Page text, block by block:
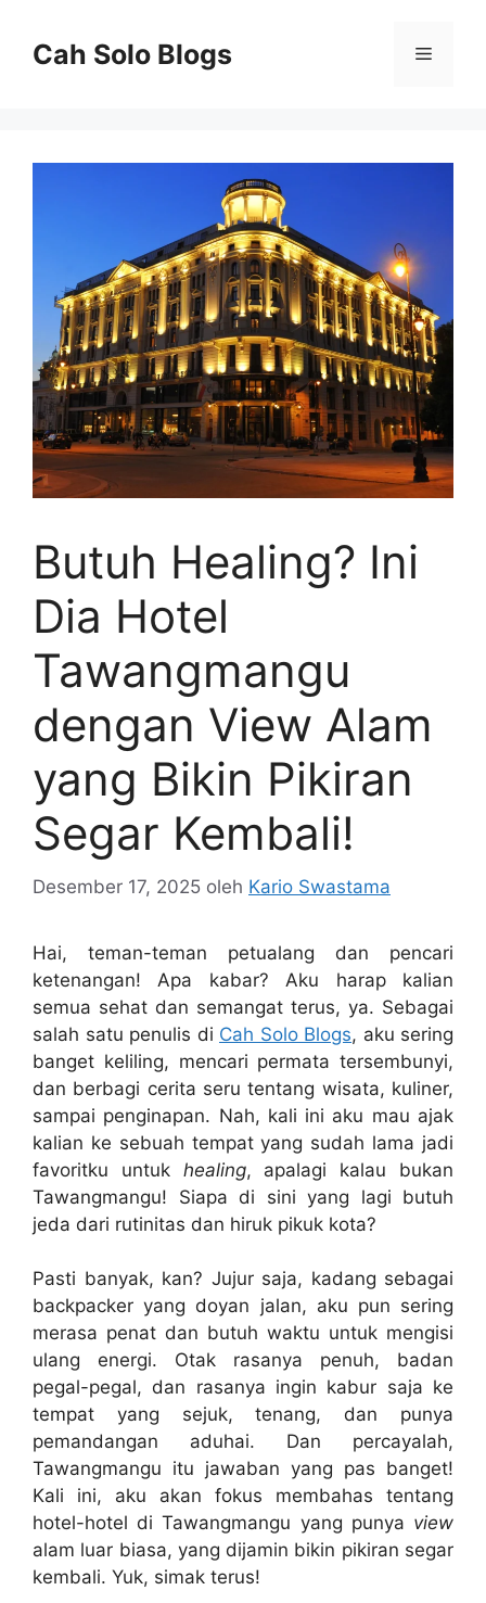
Cah Solo Blogs Menu
Butuh Healing? Ini
Dia Hotel
Tawangmangu
dengan View Alam
yang Bikin Pikiran
Segar Kembali!
Desember 17, 2025 oleh Kario Swastama
Hai, teman-teman petualang dan pencari
ketenangan! Apa kabar? Aku harap kalian
semua sehat dan semangat terus, ya. Sebagai
salah satu penulis di Cah Solo Blogs, aku sering
banget keliling, mencari permata tersembunyi,
dan berbagi cerita seru tentang wisata, kuliner,
sampai penginapan. Nah, kali ini aku mau ajak
kalian ke sebuah tempat yang sudah lama jadi
favoritku untuk healing, apalagi kalau bukan
Tawangmangu! Siapa di sini yang lagi butuh
jeda dari rutinitas dan hiruk pikuk kota?
Pasti banyak, kan? Jujur saja, kadang sebagai
backpacker yang doyan jalan, aku pun sering
merasa penat dan butuh waktu untuk mengisi
ulang energi. Otak rasanya penuh, badan
pegal-pegal, dan rasanya ingin kabur saja ke
tempat yang sejuk, tenang, dan punya
pemandangan aduhai. Dan percayalah,
Tawangmangu itu jawaban yang pas banget!
Kali ini, aku akan fokus membahas tentang
hotel-hotel di Tawangmangu yang punya view
alam luar biasa, yang dijamin bikin pikiran segar
kembali. Yuk, simak terus!